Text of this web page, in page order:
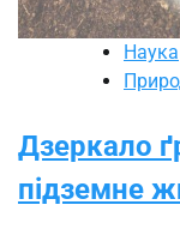
Наука
Дзеркало
підземне